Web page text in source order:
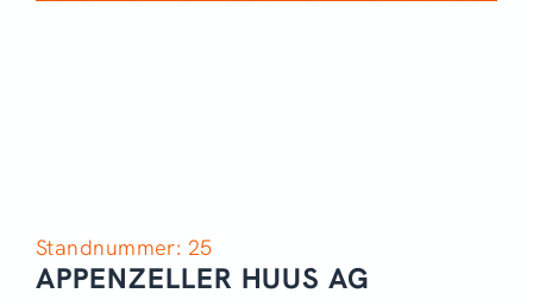
Standnummer: 25
APPENZELLER HUUS AG